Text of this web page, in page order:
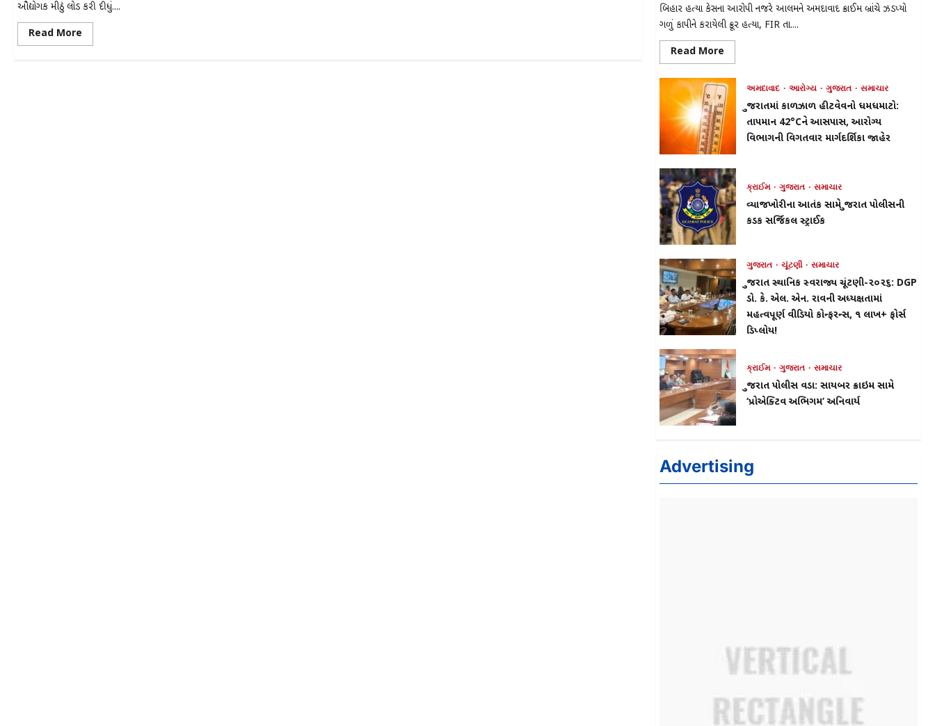
ઔદ્યોગિક મીઠું લોડ કરી દીધું....
Read More
more
બિહાર હત્યા કેસના આરોપી નજરે આલમને અમદાવાદ ક્રાઈમ બ્રાંચે ઝડપ્યો
ગળું કાપીને કરાયેલી ક્રૂર હત્યા, FIR તા....
Read MoreRead
more
બિહારમાં
એક
વ્યક્તિનું
ગળું
કાપનારને
અમદાવાદ
ક્રાઈમ
બ્રાંચે
ઝડપી
પાડ્યો
અમદાવાદ આરોગ્ય ગુજરાત સમાચાર
ગુજરાતમાં કાળઝાળ હીટવેવનો ધમધમાટો:
તાપમાન 42°Cને આસપાસ, આરોગ્ય
વિભાગની વિગતવાર માર્ગદર્શિકા જાહેર
ક્રાઈમ ગુજરાત સમાચાર
વ્યાજખોરીના આતંક સામે ગુજરાત પોલીસની
કડક સર્જિકલ સ્ટ્રાઈક
ગુજરાત ચૂંટણી સમાચાર
ગુજરાત સ્થાનિક સ્વરાજ્ય ચૂંટણી-૨૦૨૬: DGP
ડો. કે. એલ. એન. રાવની અધ્યક્ષતામાં
મહત્વપૂર્ણ વીડિયો કોન્ફરન્સ, ૧ લાખ+ ફોર્સ
ડિપ્લોય!
ક્રાઈમ ગુજરાત સમાચાર
ગુજરાત પોલીસ વડા: સાયબર ક્રાઇમ સામે
‘પ્રોએક્ટિવ અભિગમ’ અનિવાર્ય
Advertising